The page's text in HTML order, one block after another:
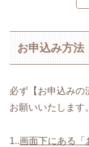
お申込み方法
必ず【お申込みの
お願いいたします。
1..画面下にある「